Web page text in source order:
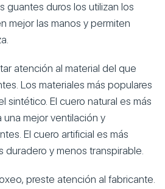
guantes duros los utilizan los
mejor las manos y permiten
atención al material del que
Los materiales más populares
sintético. El cuero natural es más
mejor ventilación y
El cuero artificial es más
duradero y menos transpirable.
preste atención al fabricante.